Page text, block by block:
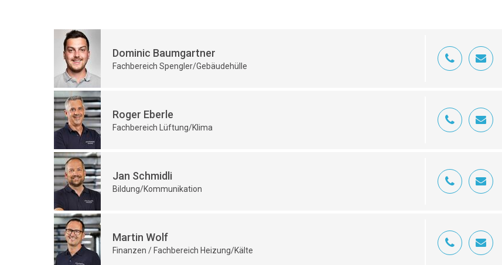
Dominic Baumgartner
Fachbereich Spengler/Gebäudehülle
Roger Eberle
Fachbereich Lüftung/Klima
Jan Schmidli
Bildung/Kommunikation
Martin Wolf
Finanzen / Fachbereich Heizung/Kälte